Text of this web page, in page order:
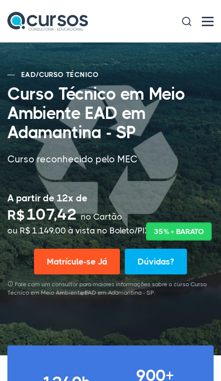
EAD/CURSO TÉCNICO
Curso Técnico em Meio
Ambiente EAD em
Adamantina - SP
Curso reconhecido pelo MEC
A partir de 12x de
R$107,42no Cartão
ou R$ 1.149,00 à vista no Boleto/PIX
35% + BARATO
Matrícule-se Já Dúvidas?
Fale com um consultor para maiores informações sobre o curso Curso
Técnico em Meio Ambiente EAD em Adamantina - SP.
900+